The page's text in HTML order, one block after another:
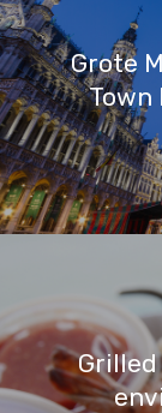
Grote
Town